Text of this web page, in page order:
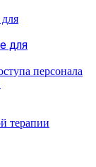
для
персонала
терапии